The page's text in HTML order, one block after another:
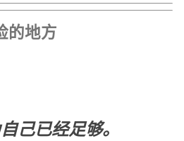
的地方
己已经足够。